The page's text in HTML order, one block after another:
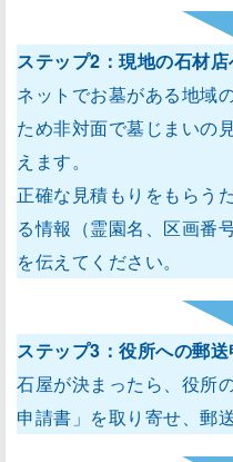
ステップ2：現地の石材
ネットでお墓がある地域
ため非対面で墓じまいの
えます。
正確な見積もりをもらう
る情報（霊園名、区画番
を伝えてください。
ステップ3：役所への郵
石屋が決まったら、役所
申請書」を取り寄せ、郵